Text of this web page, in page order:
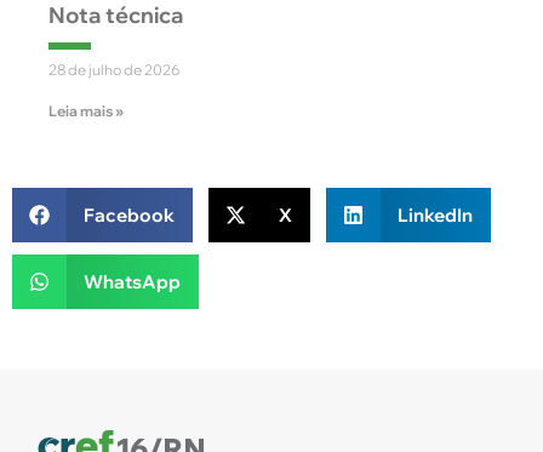
Nota técnica
28 de julho de 2026
Leia mais »
Facebook X LinkedIn
WhatsApp